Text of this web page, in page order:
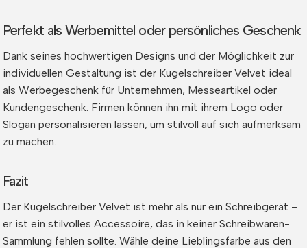
Perfekt als Werbemittel oder persönliches Geschenk
Dank seines hochwertigen Designs und der Möglichkeit zur
individuellen Gestaltung ist der Kugelschreiber Velvet ideal
als Werbegeschenk für Unternehmen, Messeartikel oder
Kundengeschenk. Firmen können ihn mit ihrem Logo oder
Slogan personalisieren lassen, um stilvoll auf sich aufmerksam
zu machen.
Fazit
Der Kugelschreiber Velvet ist mehr als nur ein Schreibgerät –
er ist ein stilvolles Accessoire, das in keiner Schreibwaren-
Sammlung fehlen sollte. Wähle deine Lieblingsfarbe aus den